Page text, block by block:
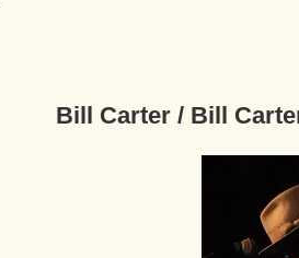
Bill Carter / Bill